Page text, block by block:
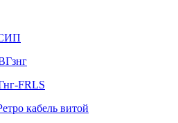
FRLS
кабель витой